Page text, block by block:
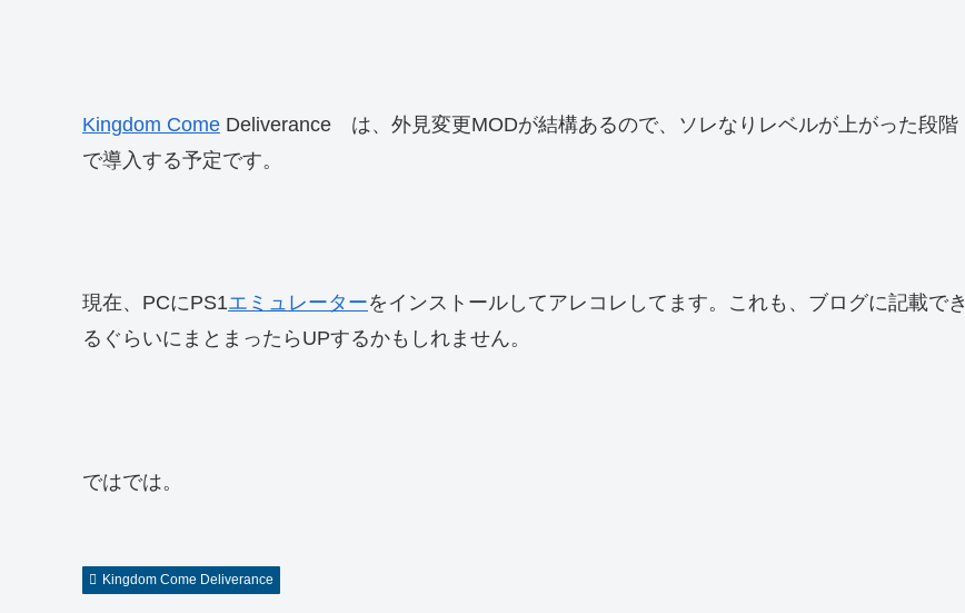
Kingdom Come Deliverance は、外見変更MODが結構あるので、ソレなりレベルが上がった段階
で導入する予定です。
現在、PCにPS1エミュレーターをインストールしてアレコレしてます。これも、ブログに記載でき
るぐらいにまとまったらUPするかもしれません。
ではでは。
Kingdom Come Deliverance